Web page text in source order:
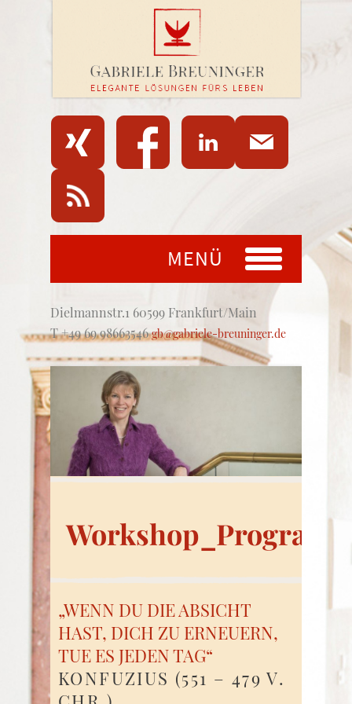
MENÜ
Dielmannstr.1 60599 Frankfurt/Main
T +49 69 98663546gb@gabriele-breuninger.de
„WENN DU DIE ABSICHT
HAST, DICH ZU ERNEUERN,
TUE ES JEDEN TAG“
KONFUZIUS (551 – 479 V.